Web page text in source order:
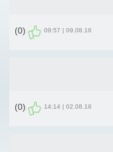
09.08.16 | 09:57
(0)
02.08.16 | 14:14
(0)